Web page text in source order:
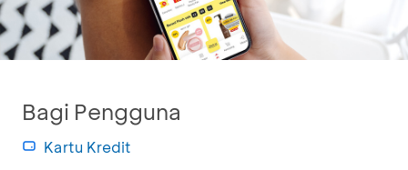
Bagi Pengguna
Kartu Kredit